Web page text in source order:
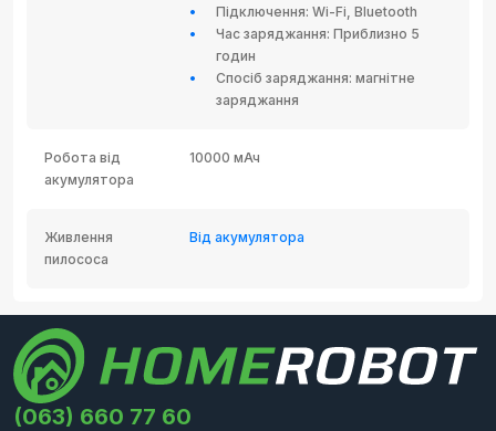
Підключення: Wi-Fi, Bluetooth
Час заряджання: Приблизно 5
годин
Спосіб заряджання: магнітне
заряджання
Робота від
акумулятора
10000 мАч
Живлення
пилососа
Від акумулятора
(063) 660 77 60